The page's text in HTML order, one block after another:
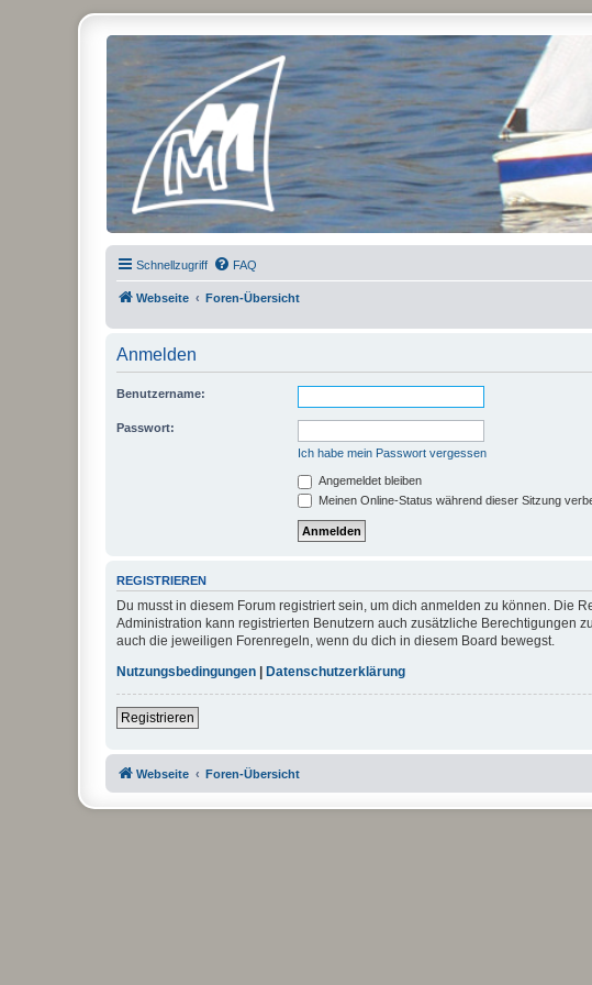
Micro Magic Forum Deutschland
Schnellzugriff FAQ
Webseite Foren-Übersicht
Anmelden
Benutzername:
Passwort:
Ich habe mein Passwort vergessen
Angemeldet bleiben
Meinen Online-Status während dieser Sitzung
REGISTRIEREN
Du musst in diesem Forum registriert sein, um dich anmelden zu können. Die
Administration kann registrierten Benutzern auch zusätzliche Berechtigungen
auch die jeweiligen Forenregeln, wenn du dich in diesem Board bewegst.
Nutzungsbedingungen | Datenschutzerklärung
Registrieren
Webseite Foren-Übersicht